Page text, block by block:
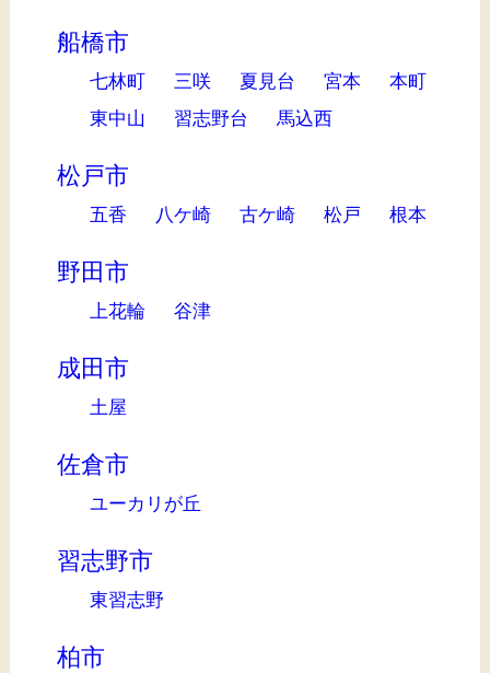
船橋市
七林町 三咲 夏見台 宮本
本町
東中山
習志野台 馬込西
松戸市
五香 八ケ崎 古ケ崎 松戸 根本
野田市
上花輪 谷津
成田市
土屋
佐倉市
ユーカリが丘
習志野市
東習志野
柏市